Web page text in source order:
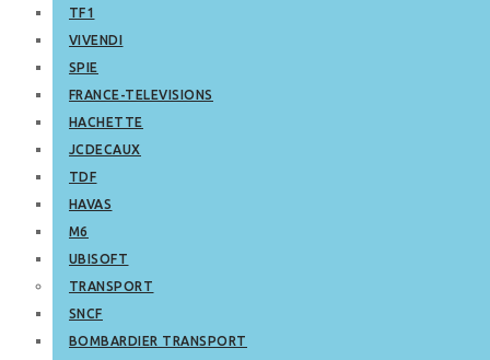
TF1
VIVENDI
SPIE
FRANCE-TELEVISIONS
HACHETTE
JCDECAUX
TDF
HAVAS
M6
UBISOFT
TRANSPORT
SNCF
BOMBARDIER TRANSPORT